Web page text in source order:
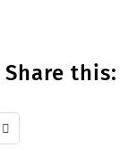
Share this:
